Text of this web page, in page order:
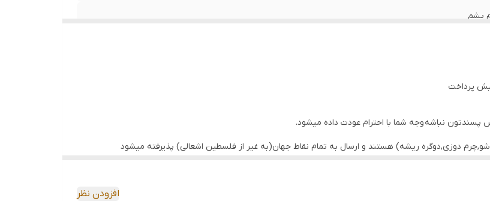
پشم
دوزی,دوگره ریشه) هستند و ارسال به تمام نقاط جهان(به غیر از فلسطین اشعالی) پذیرفته میشود
افزودن نظر